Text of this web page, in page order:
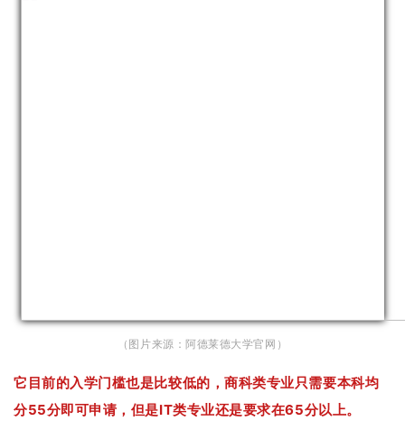
（图片来源：阿德莱德大学官网）
它目前的入学门槛也是比较低的，商科类专业只需要本科均
分55分即可申请，但是IT类专业还是要求在65分以上。